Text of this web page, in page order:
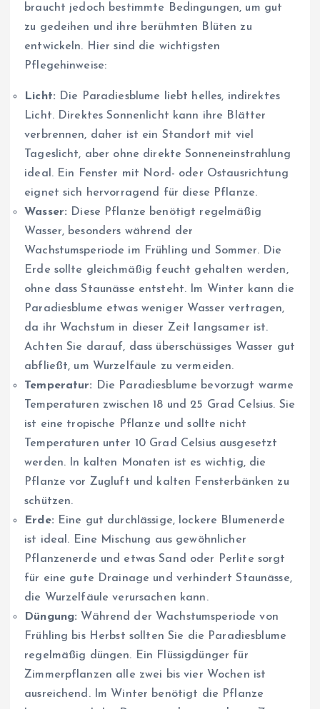
braucht jedoch bestimmte Bedingungen, um gut
zu gedeihen und ihre berühmten Blüten zu
entwickeln. Hier sind die wichtigsten
Pflegehinweise:
Licht: Die Paradiesblume liebt helles, indirektes
Licht. Direktes Sonnenlicht kann ihre Blätter
verbrennen, daher ist ein Standort mit viel
Tageslicht, aber ohne direkte Sonneneinstrahlung
ideal. Ein Fenster mit Nord- oder Ostausrichtung
eignet sich hervorragend für diese Pflanze.
Wasser: Diese Pflanze benötigt regelmäßig
Wasser, besonders während der
Wachstumsperiode im Frühling und Sommer. Die
Erde sollte gleichmäßig feucht gehalten werden,
ohne dass Staunässe entsteht. Im Winter kann die
Paradiesblume etwas weniger Wasser vertragen,
da ihr Wachstum in dieser Zeit langsamer ist.
Achten Sie darauf, dass überschüssiges Wasser gut
abfließt, um Wurzelfäule zu vermeiden.
Temperatur:
Die Paradiesblume bevorzugt warme
Temperaturen zwischen 18 und 25 Grad Celsius. Sie
ist eine tropische Pflanze und sollte nicht
Temperaturen unter 10 Grad Celsius ausgesetzt
werden. In kalten Monaten ist es wichtig, die
Pflanze vor Zugluft und kalten Fensterbänken zu
schützen.
Erde: Eine gut durchlässige, lockere Blumenerde
ist ideal. Eine Mischung aus gewöhnlicher
Pflanzenerde und etwas Sand oder Perlite sorgt
für eine gute Drainage und verhindert Staunässe,
die Wurzelfäule verursachen kann.
Düngung: Während der Wachstumsperiode von
Frühling bis Herbst sollten Sie die Paradiesblume
regelmäßig düngen. Ein Flüssigdünger für
Zimmerpflanzen alle zwei bis vier Wochen ist
ausreichend. Im Winter benötigt die Pflanze